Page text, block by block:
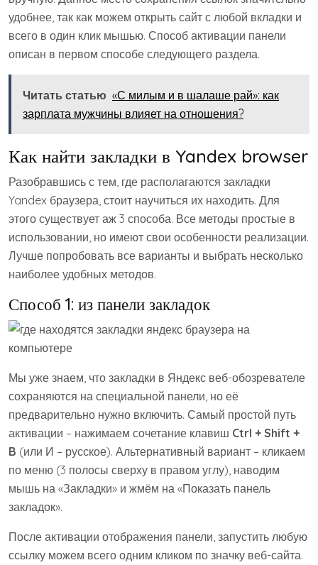
удобнее, так как можем открыть сайт с любой вкладки и
всего в один клик мышью. Способ активации панели
описан в первом способе следующего раздела.
Читать статью «С милым и в шалаше рай»: как
зарплата мужчины влияет на отношения?
Как найти закладки в Yandex browser
Разобравшись с тем, где располагаются закладки
Yandex браузера, стоит научиться их находить. Для
этого существует аж 3 способа. Все методы простые в
использовании, но имеют свои особенности реализации.
Лучше попробовать все варианты и выбрать несколько
наиболее удобных методов.
Способ 1: из панели закладок
Мы уже знаем, что закладки в Яндекс веб-обозревателе
сохраняются на специальной панели, но её
предварительно нужно включить. Самый простой путь
активации – нажимаем сочетание клавиш Ctrl + Shift +
B (или И – русское). Альтернативный вариант – кликаем
по меню (3 полосы сверху в правом углу), наводим
мышь на «Закладки» и жмём на «Показать панель
закладок».
После активации отображения панели, запустить любую
ссылку можем всего одним кликом по значку веб-сайта.